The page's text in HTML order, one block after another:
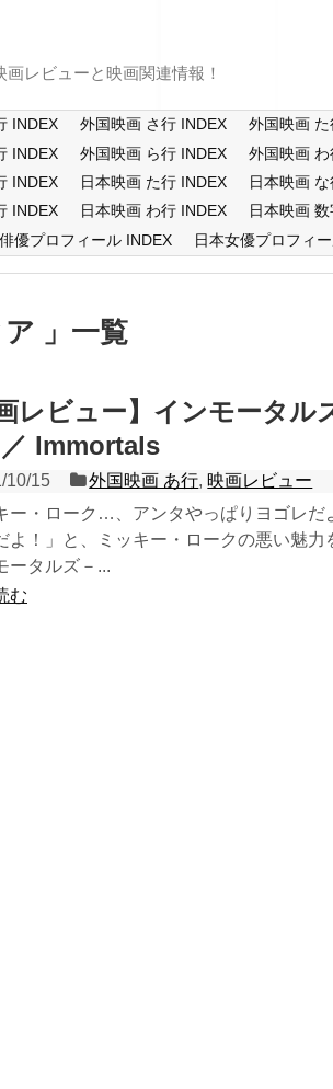
レビューと映画関連情報！
INDEX 外国映画 さ行 INDEX 外国映画
INDEX 外国映画 ら行 INDEX 外国映画
INDEX 日本映画 た行 INDEX 日本映画
INDEX 日本映画 わ行 INDEX 日本映画
優プロフィール INDEX 日本女優プロフィ
一覧
画レビュー】インモータル
Immortals
10/15 外国映画 あ行, 映画レビュー
ー・ローク…、アンタやっぱりヨゴレ
よ！」と、ミッキー・ロークの悪い魅力
ータルズ－...
む